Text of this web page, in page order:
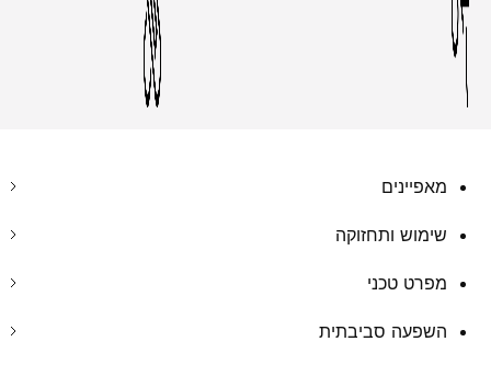
מאפיינים
שימוש ותחזוקה
מפרט טכני
השפעה סביבתית